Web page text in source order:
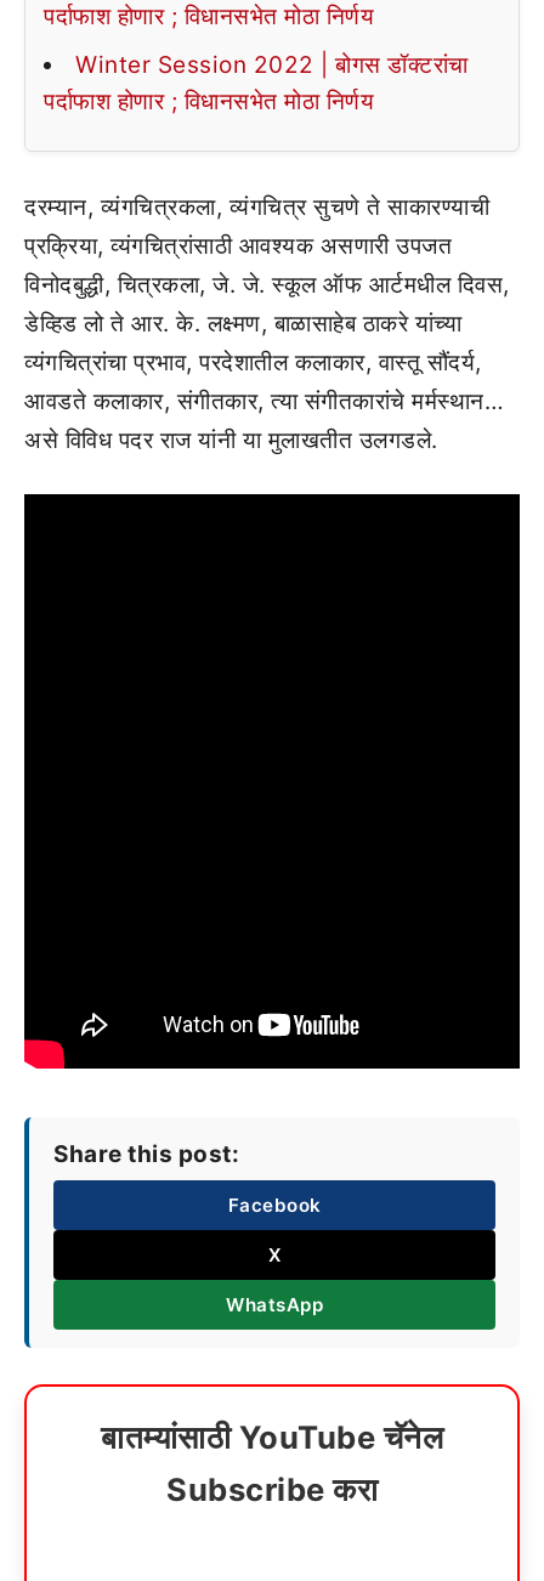
पर्दाफाश होणार ; विधानसभेत मोठा निर्णय
Winter Session 2022 | बोगस डॉक्टरांचा
पर्दाफाश होणार ; विधानसभेत मोठा निर्णय
दरम्यान, व्यंगचित्रकला, व्यंगचित्र सुचणे ते साकारण्याची
प्रक्रिया, व्यंगचित्रांसाठी आवश्यक असणारी उपजत
विनोदबुद्धी, चित्रकला, जे. जे. स्कूल ऑफ आर्टमधील दिवस,
डेव्हिड लो ते आर. के. लक्ष्मण, बाळासाहेब ठाकरे यांच्या
व्यंगचित्रांचा प्रभाव, परदेशातील कलाकार, वास्तू सौंदर्य,
आवडते कलाकार, संगीतकार, त्या संगीतकारांचे मर्मस्थान…
असे विविध पदर राज यांनी या मुलाखतीत उलगडले.
Share this post:
Facebook
X
WhatsApp
बातम्यांसाठी YouTube चॅनेल
Subscribe करा